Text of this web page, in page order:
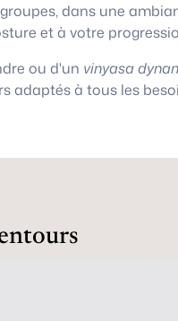
dans une
et à votre
ou d'un vinyasa
adaptés à tous les